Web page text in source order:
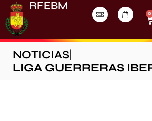
RFEBM
0
NOTICIAS
LIGA GUERRERAS